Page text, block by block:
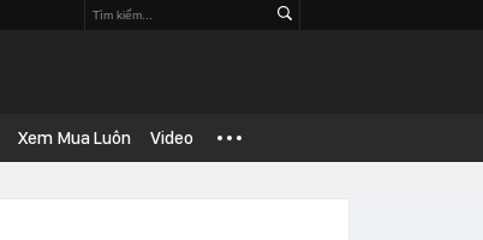
Xem Mua Luôn Video